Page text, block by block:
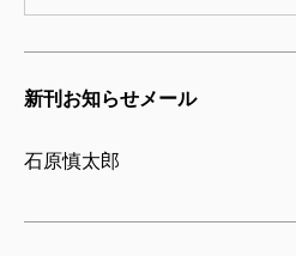
新刊お知らせメール
石原慎太郎